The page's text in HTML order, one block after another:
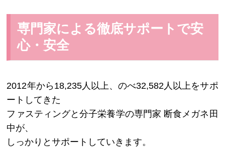
専門家による徹底サポートで安
心・安全
2012年から18,235人以上、のべ32,582人以上をサポ
ートしてきた
ファスティングと分子栄養学の専門家 断食メガネ田
中が、
しっかりとサポートしていきます。